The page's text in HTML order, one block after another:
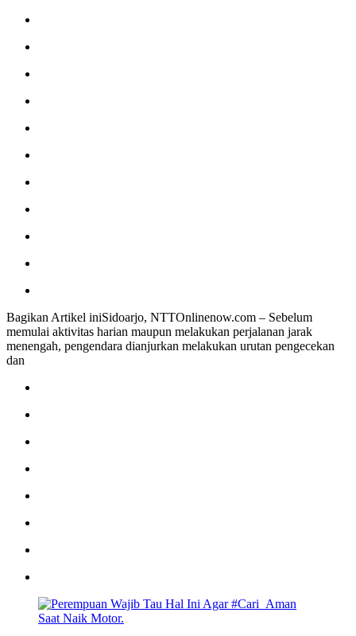
Bagikan Artikel iniSidoarjo, NTTOnlinenow.com – Sebelum
memulai aktivitas harian maupun melakukan perjalanan jarak
menengah, pengendara dianjurkan melakukan urutan pengecekan
dan